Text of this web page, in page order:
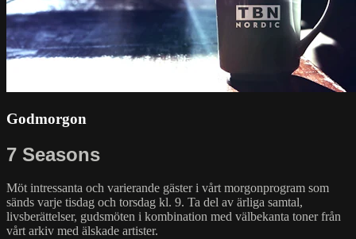
Godmorgon
7 Seasons
Möt intressanta och varierande gäster i vårt morgonprogram som
sänds varje tisdag och torsdag kl. 9. Ta del av ärliga samtal,
livsberättelser, gudsmöten i kombination med välbekanta toner från
vårt arkiv med älskade artister.